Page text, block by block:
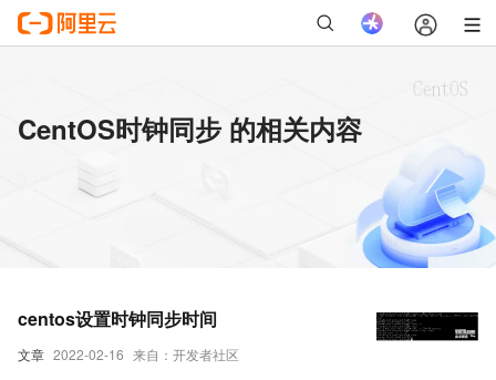
CentOS时钟同步 的相关内容
文章 2022-02-16 来自：开发者社区
centos设置时钟同步时间